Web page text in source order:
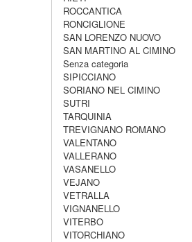
ROCCANTICA
RONCIGLIONE
SAN LORENZO NUOVO
SAN MARTINO AL CIMINO
Senza categoria
SIPICCIANO
SORIANO NEL CIMINO
SUTRI
TARQUINIA
TREVIGNANO ROMANO
VALENTANO
VALLERANO
VASANELLO
VEJANO
VETRALLA
VIGNANELLO
VITERBO
VITORCHIANO